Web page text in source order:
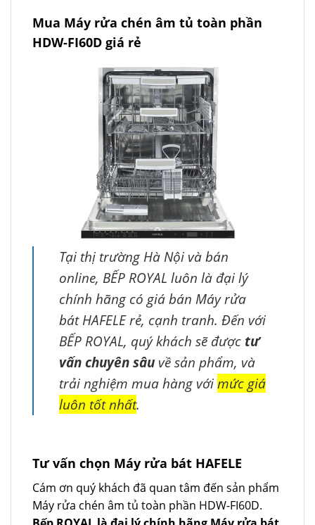
Mua Máy rửa chén âm tủ toàn phần
HDW-FI60D giá rẻ
Tại thị trường Hà Nội và bán
online, BẾP ROYAL luôn là đại lý
chính hãng có giá bán Máy rửa
bát HAFELE rẻ, cạnh tranh. Đến với
BẾP ROYAL, quý khách sẽ được tư
vấn chuyên sâu về sản phẩm, và
trải nghiệm mua hàng vớimức giá
luôn tốt nhất.
Tư vấn chọn Máy rửa bát HAFELE
Cám ơn quý khách đã quan tâm đến sản phẩm
Máy rửa chén âm tủ toàn phần HDW-FI60D.